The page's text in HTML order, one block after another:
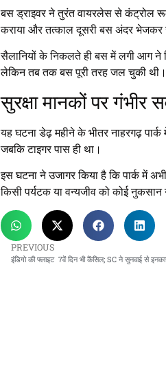
बस ड्राइवर ने तुरंत वायरलेस से कंट्रोल
कराया और तत्काल दूसरी बस अंदर भेजकर
सैलानियों के निकलते ही बस में लगी आग ने
लेकिन तब तक बस पूरी तरह जल चुकी थी।
सुरक्षा मानकों पर गंभीर
यह घटना डेढ़ महीने के भीतर नाहरगढ़
जबकि टाइगर पास ही था।
इस घटना ने उजागर किया है कि पार्क में
किसी पर्यटक या वन्यजीव को कोई नुकसान
PREVIOUS
इंडिगो की फ्लाइट 7वें दिन भी कैंसिल; SC ने सुनवाई से